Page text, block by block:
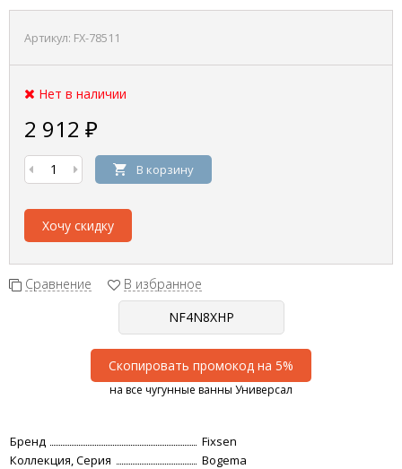
Артикул: FX-78511
Нет в наличии
2 912 ₽
В корзину
Хочу скидку
Сравнение В избранное
Скопировать промокод на 5%
на все чугунные ванны Универсал
Бренд
Fixsen
Коллекция, Серия
Bogema